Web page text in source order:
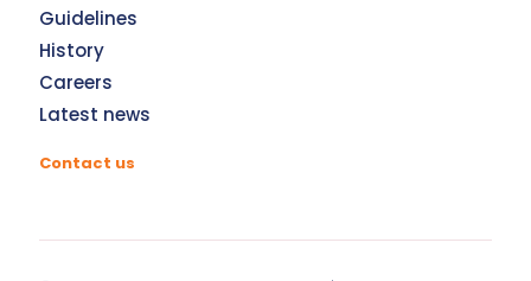
Guidelines
History
Careers
Latest news
Contact us